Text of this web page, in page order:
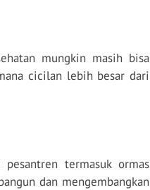
mungkin masih bisa
cicilan lebih besar dari
termasuk ormas
dan mengembangkan